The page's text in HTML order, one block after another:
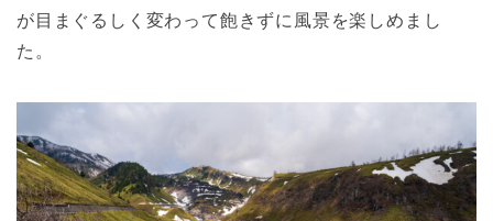
が目まぐるしく変わって飽きずに風景を楽しめまし
た。